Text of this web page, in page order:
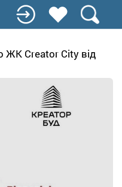
ЖК Creator City від